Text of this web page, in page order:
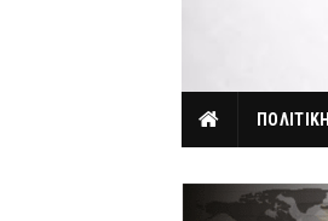
ΠΟΛΙΤΙΚΗ